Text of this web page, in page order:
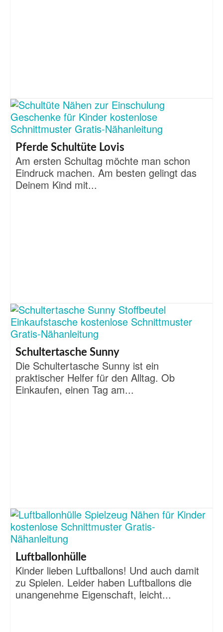
Pferde Schultüte Lovis
Am ersten Schultag möchte man schon
Eindruck machen. Am besten gelingt das
Deinem Kind mit...
Schultertasche Sunny
Die Schultertasche Sunny ist ein
praktischer Helfer für den Alltag. Ob
Einkaufen, einen Tag am...
Luftballonhülle
Kinder lieben Luftballons! Und auch damit
zu Spielen. Leider haben Luftballons die
unangenehme Eigenschaft, leicht...